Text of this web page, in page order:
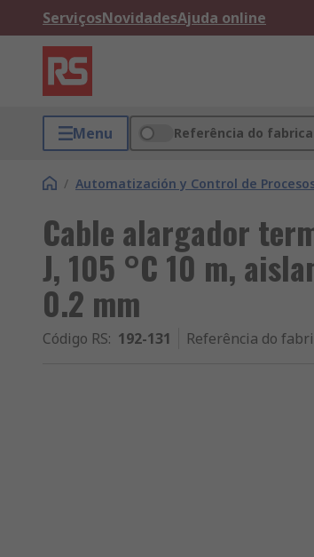
ServiçosNovidadesAjuda online
Menu Referência do
/ Automatización y Control de
Cable alargador
J, 105 °C 10 m,
0.2 mm
Código RS: 192-131 Referência do